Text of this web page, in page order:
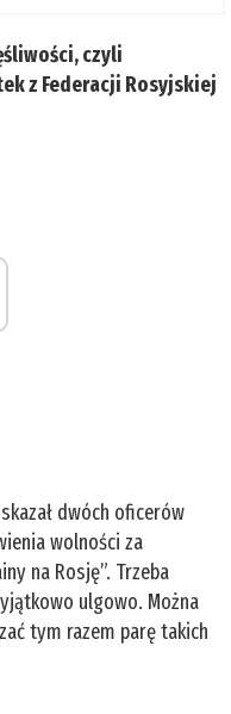
czyli
z Federacji Rosyjskiej
dwóch oficerów
wolności za
na Rosję”. Trzeba
ulgowo. Można
tym razem parę takich